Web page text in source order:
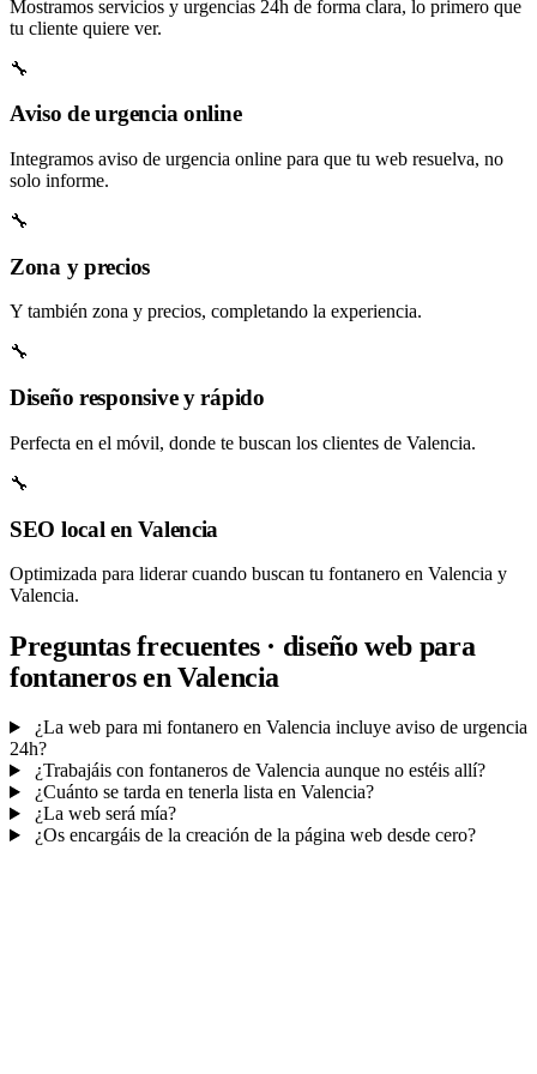
Mostramos servicios y urgencias 24h de forma clara, lo primero que
tu cliente quiere ver.
🔧
Aviso de urgencia online
Integramos aviso de urgencia online para que tu web resuelva, no
solo informe.
🔧
Zona y precios
Y también zona y precios, completando la experiencia.
🔧
Diseño responsive y rápido
Perfecta en el móvil, donde te buscan los clientes de Valencia.
🔧
SEO local en Valencia
Optimizada para liderar cuando buscan tu fontanero en Valencia y
Valencia.
Preguntas frecuentes · diseño web para
fontaneros en Valencia
¿La web para mi fontanero en Valencia incluye aviso de urgencia
24h?
¿Trabajáis con fontaneros de Valencia aunque no estéis allí?
¿Cuánto se tarda en tenerla lista en Valencia?
¿La web será mía?
¿Os encargáis de la creación de la página web desde cero?